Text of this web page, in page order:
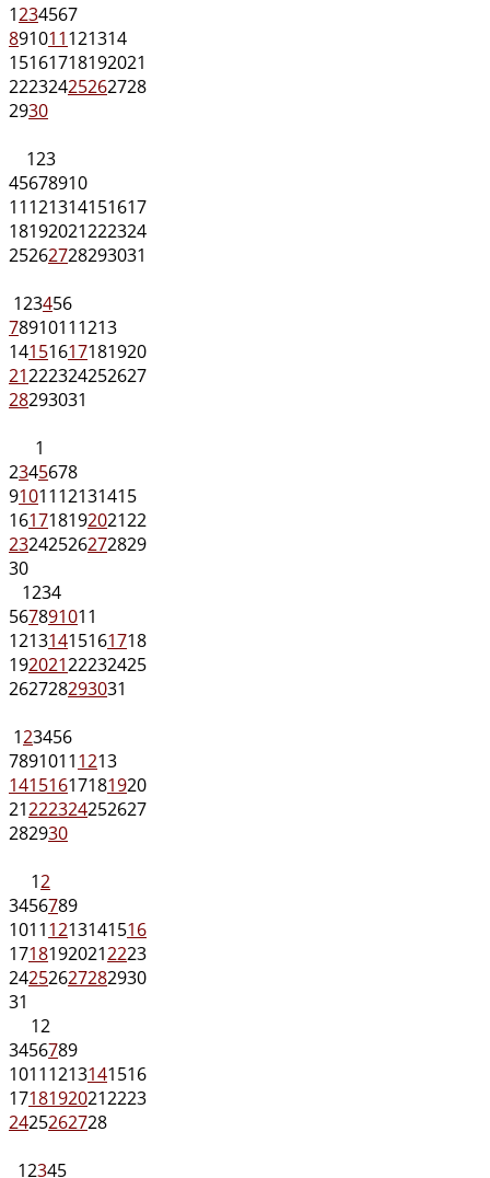
1234567
891011121314
15161718192021
22232425262728
2930
123
45678910
11121314151617
18192021222324
25262728293031
123456
78910111213
14151617181920
21222324252627
28293031
1
2345678
9101112131415
16171819202122
23242526272829
30
1234
567891011
12131415161718
19202122232425
262728293031
123456
78910111213
14151617181920
21222324252627
282930
12
3456789
10111213141516
17181920212223
24252627282930
31
12
3456789
10111213141516
17181920212223
2425262728
12345